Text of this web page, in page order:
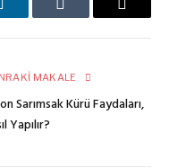
Tumblr
E-
MAKALE
Sarımsak Kürü Faydaları,
Yapılır?